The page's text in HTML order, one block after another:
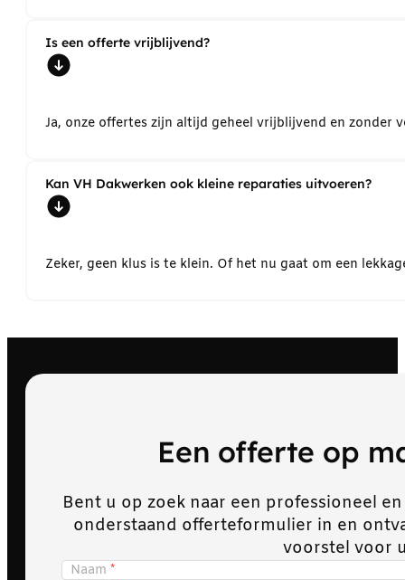
Is een offerte vrijblijvend?
Ja, onze offertes zijn altijd geheel vrijblijvend en
Kan VH Dakwerken ook kleine reparaties uitvoeren?
Zeker, geen klus is te klein. Of het nu gaat om een
Een offerte op
Bent u op zoek naar een professioneel
onderstaand offerteformulier in en
voorstel voor
Naam